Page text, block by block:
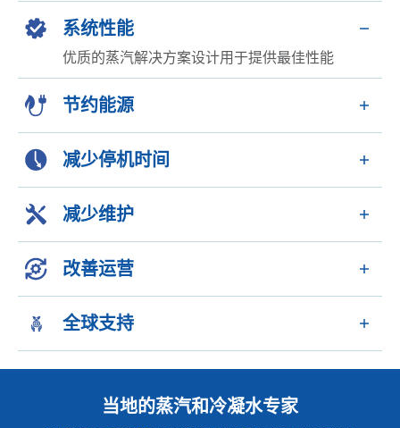
系统性能
优质的蒸汽解决方案设计用于提供最佳性能
节约能源
减少停机时间
减少维护
改善运营
全球支持
当地的蒸汽和冷凝水专家